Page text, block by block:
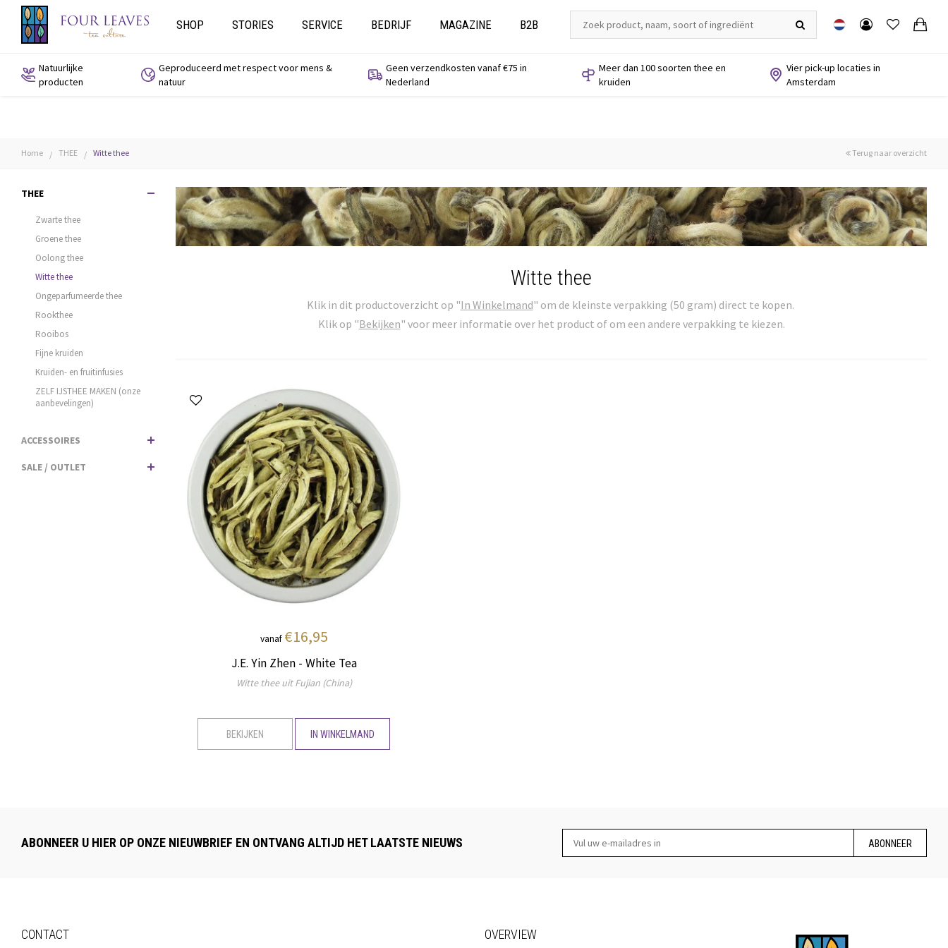
SHOP STORIES SERVICE BEDRIJF MAGAZINE B2B
Natuurlijke
producten
Geproduceerd met respect voor mens &
natuur
Geen verzendkosten vanaf €75 in
Nederland
Meer dan 100 soorten thee en
kruiden
Vier pick-up locaties in
Amsterdam
Home / THEE / Witte thee Terug naar overzicht
THEE
Zwarte thee
Groene thee
Oolong thee
Witte thee
Ongeparfumeerde thee
Rookthee
Rooibos
Fijne kruiden
Kruiden- en fruitinfusies
ZELF IJSTHEE MAKEN (onze
aanbevelingen)
ACCESSOIRES
SALE / OUTLET
Witte thee
Klik in dit productoverzicht op "In Winkelmand" om de kleinste verpakking (50 gram) direct te kopen.
Klik op "Bekijken" voor meer informatie over het product of om een andere verpakking te kiezen.
vanaf €16,95
J.E. Yin Zhen - White Tea
Witte thee uit Fujian (China)
BEKIJKEN IN WINKELMAND
ABONNEER U HIER OP ONZE NIEUWBRIEF EN ONTVANG ALTIJD HET LAATSTE NIEUWS ABONNEER
CONTACT OVERVIEW